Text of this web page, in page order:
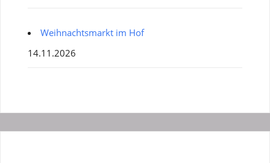
Weihnachtsmarkt im Hof
14.11.2026